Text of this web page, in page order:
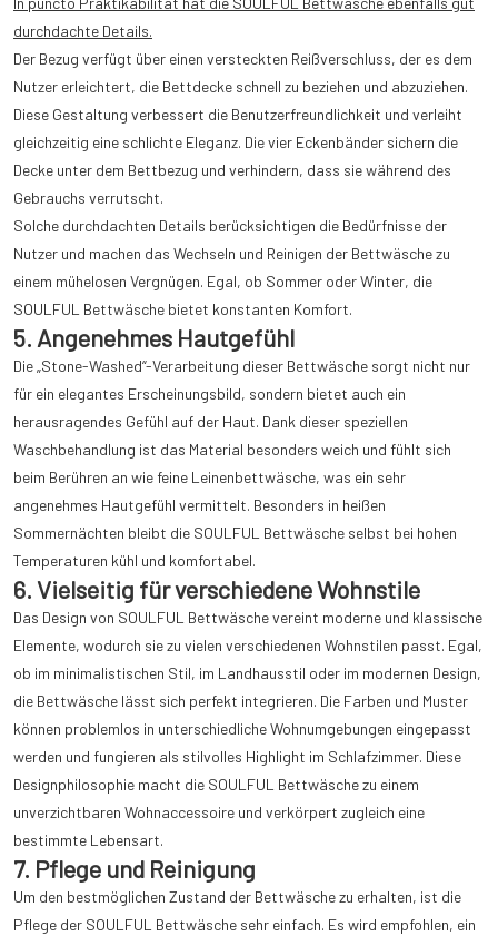
durchdachte Details.
Der Bezug verfügt über einen versteckten Reißverschluss, der es dem
Nutzer erleichtert, die Bettdecke schnell zu beziehen und abzuziehen.
Diese Gestaltung verbessert die Benutzerfreundlichkeit und verleiht
gleichzeitig eine schlichte Eleganz. Die vier Eckenbänder sichern die
Decke unter dem Bettbezug und verhindern, dass sie während des
Gebrauchs verrutscht.
Solche durchdachten Details berücksichtigen die Bedürfnisse der
Nutzer und machen das Wechseln und Reinigen der Bettwäsche zu
einem mühelosen Vergnügen. Egal, ob Sommer oder Winter, die
SOULFUL Bettwäsche bietet konstanten Komfort.
5. Angenehmes Hautgefühl
Die „Stone-Washed“-Verarbeitung dieser Bettwäsche sorgt nicht nur
für ein elegantes Erscheinungsbild, sondern bietet auch ein
herausragendes Gefühl auf der Haut. Dank dieser speziellen
Waschbehandlung ist das Material besonders weich und fühlt sich
beim Berühren an wie feine Leinenbettwäsche, was ein sehr
angenehmes Hautgefühl vermittelt. Besonders in heißen
Sommernächten bleibt die SOULFUL Bettwäsche selbst bei hohen
Temperaturen kühl und komfortabel.
6. Vielseitig für verschiedene Wohnstile
Das Design von SOULFUL Bettwäsche vereint moderne und klassische
Elemente, wodurch sie zu vielen verschiedenen Wohnstilen passt. Egal,
ob im minimalistischen Stil, im Landhausstil oder im modernen Design,
die Bettwäsche lässt sich perfekt integrieren. Die Farben und Muster
können problemlos in unterschiedliche Wohnumgebungen eingepasst
werden und fungieren als stilvolles Highlight im Schlafzimmer. Diese
Designphilosophie macht die SOULFUL Bettwäsche zu einem
unverzichtbaren Wohnaccessoire und verkörpert zugleich eine
bestimmte Lebensart.
7. Pflege und Reinigung
Um den bestmöglichen Zustand der Bettwäsche zu erhalten, ist die
Pflege der SOULFUL Bettwäsche sehr einfach. Es wird empfohlen, ein